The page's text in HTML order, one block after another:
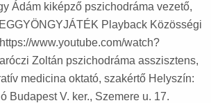
Ádám kiképző pszichodráma vezető,
Playback Közösségi
www.youtube.com/watch?
Zoltán pszichodráma asszisztens,
medicina oktató, szakértő Helyszín:
Budapest V. ker., Szemere u. 17.